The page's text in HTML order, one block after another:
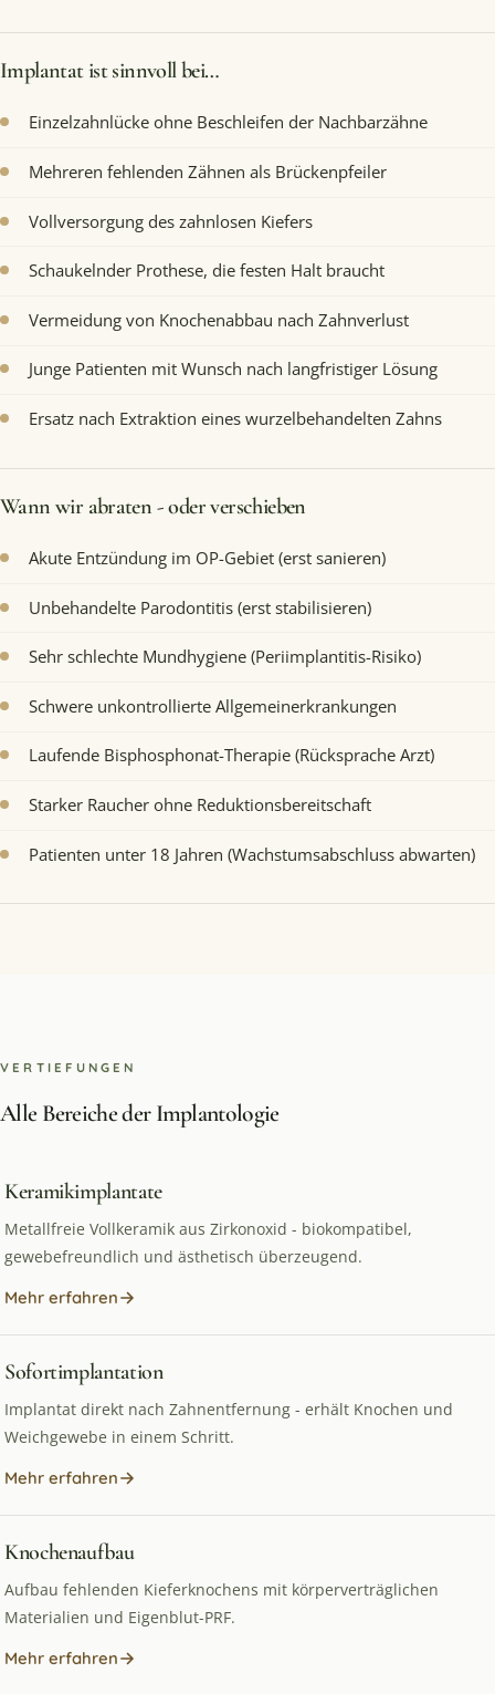
Implantat ist sinnvoll bei…
Einzelzahnlücke ohne Beschleifen der Nachbarzähne
Mehreren fehlenden Zähnen als Brückenpfeiler
Vollversorgung des zahnlosen Kiefers
Schaukelnder Prothese, die festen Halt braucht
Vermeidung von Knochenabbau nach Zahnverlust
Junge Patienten mit Wunsch nach langfristiger Lösung
Ersatz nach Extraktion eines wurzelbehandelten Zahns
Wann wir abraten - oder verschieben
Akute Entzündung im OP-Gebiet (erst sanieren)
Unbehandelte Parodontitis (erst stabilisieren)
Sehr schlechte Mundhygiene (Periimplantitis-Risiko)
Schwere unkontrollierte Allgemeinerkrankungen
Laufende Bisphosphonat-Therapie (Rücksprache Arzt)
Starker Raucher ohne Reduktionsbereitschaft
Patienten unter 18 Jahren (Wachstumsabschluss abwarten)
VERTIEFUNGEN
Alle Bereiche der Implantologie
Keramikimplantate
Metallfreie Vollkeramik aus Zirkonoxid - biokompatibel,
gewebefreundlich und ästhetisch überzeugend.
Mehr erfahren
Sofortimplantation
Implantat direkt nach Zahnentfernung - erhält Knochen und
Weichgewebe in einem Schritt.
Mehr erfahren
Knochenaufbau
Aufbau fehlenden Kieferknochens mit körperverträglichen
Materialien und Eigenblut-PRF.
Mehr erfahren